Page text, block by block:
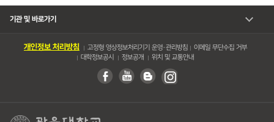
기관 및 바로가기
개인정보 처리방침 고정형 영상정보처리기기 운영・관리방침
이메일 무단수집 거부
대학정보공시
정보공개 위치 및 교통안내